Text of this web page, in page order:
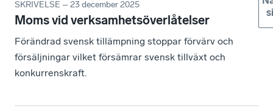
SKRIVELSE – 23 december 2025
Moms vid verksamhetsöverlåtelser
Förändrad svensk tillämpning stoppar förvärv och
försäljningar vilket försämrar svensk tillväxt och
konkurrenskraft.